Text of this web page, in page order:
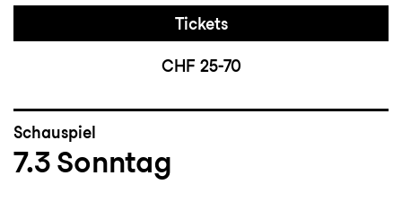
Tickets
CHF 25-70
Schauspiel
7.3 Sonntag